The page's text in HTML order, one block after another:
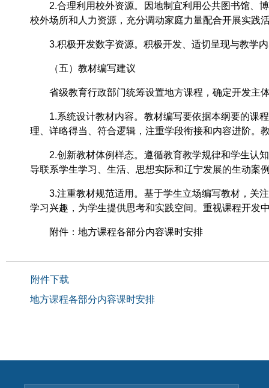
2.合理利用校外资源。因地制宜利用公共图书馆、博
校外场所和人力资源，充分调动家庭力量配合开展实践
3.积极开发数字资源。积极开发、适切呈现与教学内
（五）教材编写建议
省级教育行政部门统筹设置地方课程，确定开发主体
1.系统设计教材内容。教材编写要依据本纲要的课程
理、详略得当、符合逻辑，注重学段衔接和内容进阶。
2.创新教材体例样态。遵循教育教学规律和学生认知
导联系学生学习、生活、思想实际和辽宁发展的生动案
3.注重教材规范适用。基于学生立场编写教材，关注
学习兴趣，为学生提供思考和实践空间。重视课程开发
附件：地方课程各部分内容课时安排
附件下载
地方课程各部分内容课时安排